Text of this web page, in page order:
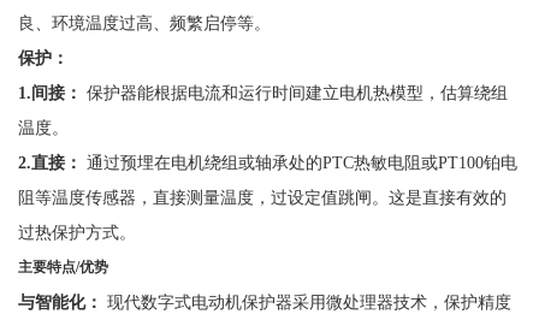
良、环境温度过高、频繁启停等。
保护：
1.间接： 保护器能根据电流和运行时间建立电机热模型，估算绕组
温度。
2.直接： 通过预埋在电机绕组或轴承处的PTC热敏电阻或PT100铂电
阻等温度传感器，直接测量温度，过设定值跳闸。这是直接有效的
过热保护方式。
主要特点/优势
与智能化： 现代数字式电动机保护器采用微处理器技术，保护精度